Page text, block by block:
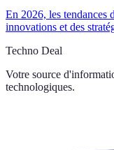
En 2026, les tendances
innovations et des
Techno Deal
Votre source
technologiques.